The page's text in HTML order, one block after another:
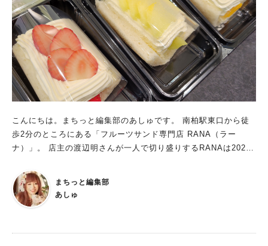
こんにちは。まちっと編集部のあしゅです。 南柏駅東口から徒
歩2分のところにある「フルーツサンド専門店 RANA（ラー
ナ）」。 店主の渡辺明さんが一人で切り盛りするRANAは2022
味違う、こだわりのフルーツサンドが並んでいます。 今回は渡
辺さんにお話を伺ってきました！
まちっと編集部
あしゅ